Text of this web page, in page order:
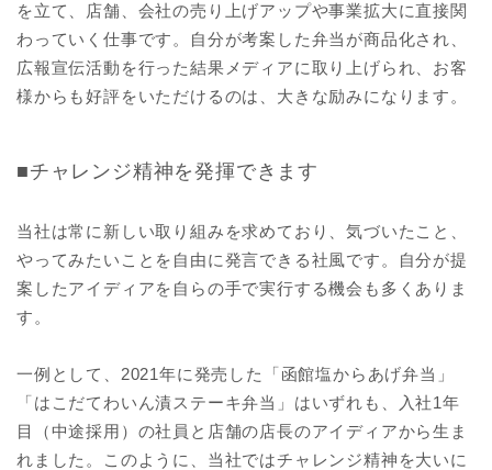
を立て、店舗、会社の売り上げアップや事業拡大に直接関
わっていく仕事です。自分が考案した弁当が商品化され、
広報宣伝活動を行った結果メディアに取り上げられ、お客
様からも好評をいただけるのは、大きな励みになります。
■チャレンジ精神を発揮できます
当社は常に新しい取り組みを求めており、気づいたこと、
やってみたいことを自由に発言できる社風です。自分が提
案したアイディアを自らの手で実行する機会も多くありま
す。
一例として、2021年に発売した「函館塩からあげ弁当」
「はこだてわいん漬ステーキ弁当」はいずれも、入社1年
目（中途採用）の社員と店舗の店長のアイディアから生ま
れました。このように、当社ではチャレンジ精神を大いに